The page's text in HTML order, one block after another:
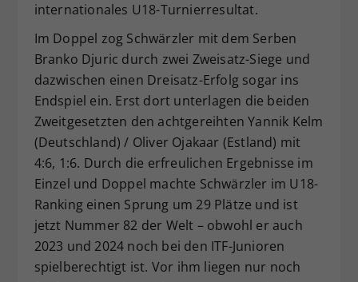
internationales U18-Turnierresultat.
Im Doppel zog Schwärzler mit dem Serben
Branko Djuric durch zwei Zweisatz-Siege und
dazwischen einen Dreisatz-Erfolg sogar ins
Endspiel ein. Erst dort unterlagen die beiden
Zweitgesetzten den achtgereihten Yannik Kelm
(Deutschland) / Oliver Ojakaar (Estland) mit
4:6, 1:6. Durch die erfreulichen Ergebnisse im
Einzel und Doppel machte Schwärzler im U18-
Ranking einen Sprung um 29 Plätze und ist
jetzt Nummer 82 der Welt – obwohl er auch
2023 und 2024 noch bei den ITF-Junioren
spielberechtigt ist. Vor ihm liegen nur noch